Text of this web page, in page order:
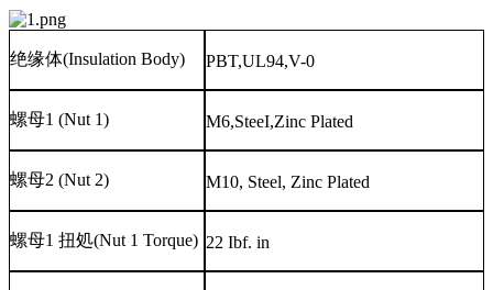
绝缘体(Insulation Body) PBT,UL94,V-0
螺母1 (Nut 1) M6,SteeI,Zinc Plated
螺母2 (Nut 2) M10, Steel, Zinc Plated
螺母1 扭処(Nut 1 Torque) 22 Ibf. in